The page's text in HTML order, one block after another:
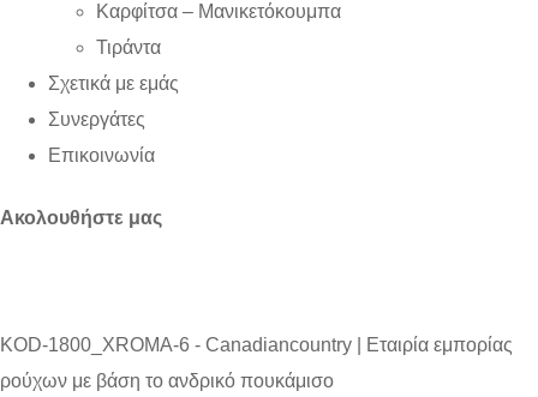
Καρφίτσα – Μανικετόκουμπα
Τιράντα
Σχετικά με εμάς
Συνεργάτες
Επικοινωνία
Ακολουθήστε μας
KOD-1800_XROMA-6 - Canadiancountry | Εταιρία εμπορίας
ρούχων με βάση το ανδρικό πουκάμισο